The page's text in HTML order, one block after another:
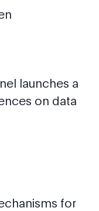
launches a
on data
for